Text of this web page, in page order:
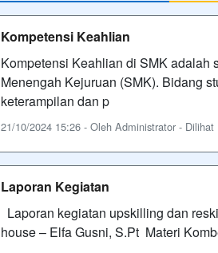
Kompetensi Keahlian
Kompetensi Keahlian di SMK adalah
Menengah Kejuruan (SMK). Bidang
keterampilan dan p
21/10/2024 15:26 - Oleh Administrator - Dilihat
Laporan Kegiatan
Laporan kegiatan upskilling dan
house – Elfa Gusni, S.Pt Materi